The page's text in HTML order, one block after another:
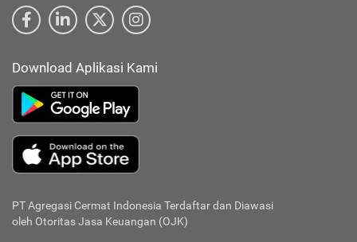
Download Aplikasi Kami
PT Agregasi Cermat Indonesia Terdaftar dan Diawasi
oleh Otoritas Jasa Keuangan (OJK)